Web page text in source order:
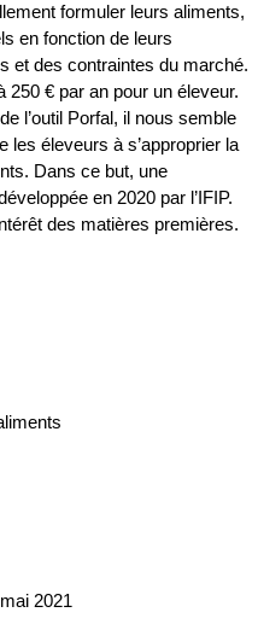
formuler leurs aliments,
en fonction de leurs
et des contraintes du marché.
250 € par an pour un éleveur.
l’outil Porfal, il nous semble
les éleveurs à s’approprier la
Dans ce but, une
en 2020 par l’IFIP.
des matières premières.
2021